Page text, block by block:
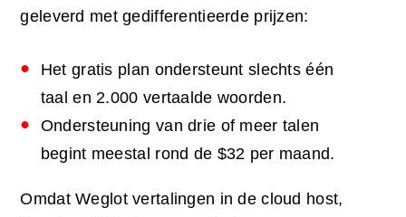
geleverd met gedifferentieerde prijzen:
Het gratis plan ondersteunt slechts één
taal en 2.000 vertaalde woorden.
Ondersteuning van drie of meer talen
begint meestal rond de $32 per maand.
Omdat Weglot vertalingen in de cloud host,